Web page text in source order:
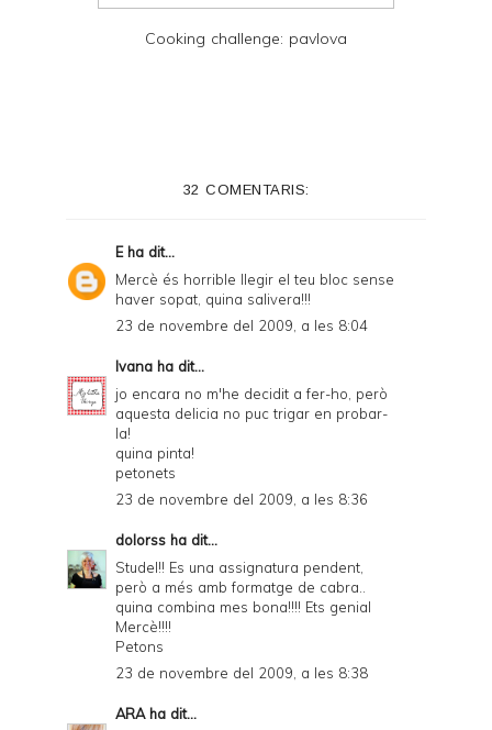
Cooking challenge: pavlova
32 COMENTARIS:
Eha dit...
Mercè és horrible llegir el teu bloc sense
haver sopat, quina salivera!!!
23 de novembre del 2009, a les 8:04
Ivana ha dit...
jo encara no m'he decidit a fer-ho, però
aquesta delicia no puc trigar en probar-
la!
quina pinta!
petonets
23 de novembre del 2009, a les 8:36
dolorss ha dit...
Studel!! Es una assignatura pendent,
però a més amb formatge de cabra..
quina combina mes bona!!!! Ets genial
Mercè!!!!
Petons
23 de novembre del 2009, a les 8:38
ARAha dit...